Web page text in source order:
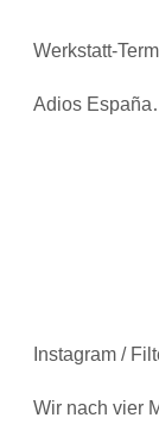
Werkstatt-
Adios
Instagram /
Wir nach vier